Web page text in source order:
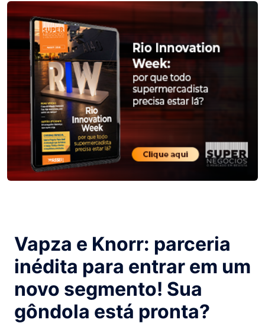
Vapza e Knorr: parceria
inédita para entrar em um
novo segmento! Sua
gôndola está pronta?